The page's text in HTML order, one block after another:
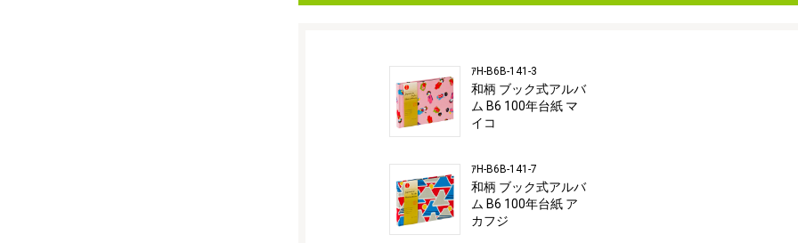
ｱH-B6B-141-3
和柄 ブック式アルバ
ム B6 100年台紙 マ
イコ
ｱH-B6B-141-7
和柄 ブック式アルバ
ム B6 100年台紙 ア
カフジ